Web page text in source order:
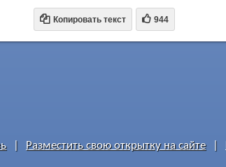
 Копировать текст  944
Разместить свою открытку на сайте